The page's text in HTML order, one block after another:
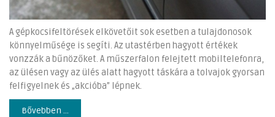
A gépkocsifeltörések elkövetőit sok esetben a tulajdonosok
könnyelműsége is segíti. Az utastérben hagyott értékek
vonzzák a bűnözőket. A műszerfalon felejtett mobiltelefonra,
az ülésen vagy az ülés alatt hagyott táskára a tolvajok gyorsan
felfigyelnek és „akcióba” lépnek.
Bővebben ...